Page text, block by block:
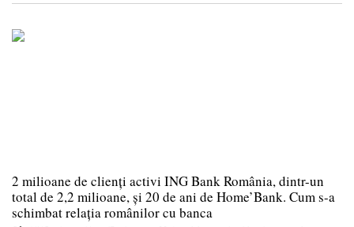
2 milioane de clienți activi ING Bank România, dintr-un
total de 2,2 milioane, și 20 de ani de Home’Bank. Cum s-a
schimbat relația românilor cu banca